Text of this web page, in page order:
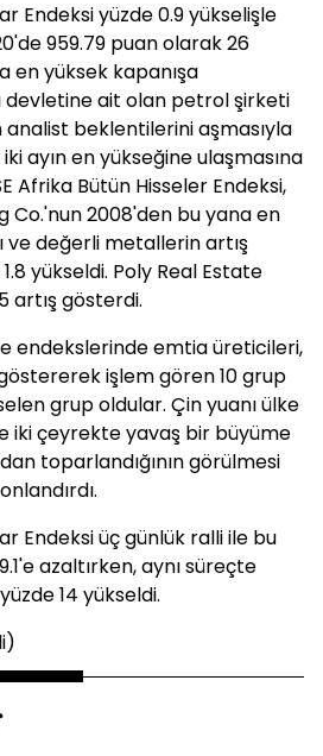
Endeksi yüzde 0.9 yükselişle
959.79 puan olarak 26
en yüksek kapanışa
devletine ait olan petrol şirketi
analist beklentilerini aşmasıyla
ayın en yükseğine ulaşmasına
Afrika Bütün Hisseler Endeksi,
Co.'nun 2008'den bu yana en
ve değerli metallerin artış
yükseldi. Poly Real Estate
artış gösterdi.
endekslerinde emtia üreticileri,
işlem gören 10 grup
grup oldular. Çin yuanı ülke
iki çeyrekte yavaş bir büyüme
toparlandığının görülmesi
Endeksi üç günlük ralli ile bu
azaltırken, aynı süreçte
14 yükseldi.